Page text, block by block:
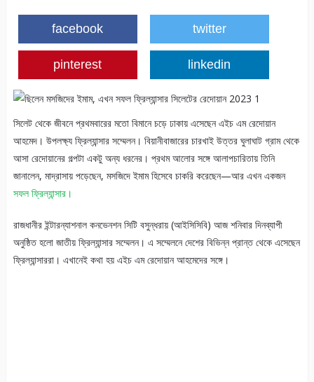
facebook twitter
pinterest linkedin
সিলেট থেকে জীবনে প্রথমবারের মতো বিমানে চড়ে ঢাকায় এসেছেন এইচ এম রেদোয়ান
আহমেদ। উপলক্ষ্য ফ্রিল্যান্সার সম্মেলন। বিয়ানীবাজারের চারখাই উত্তর ঘুলাঘাট গ্রাম থেকে
আসা রেদোয়ানের গল্পটা একটু অন্য ধরনের। প্রথম আলোর সঙ্গে আলাপচারিতায় তিনি
জানালেন, মাদ্রাসায় পড়েছেন, মসজিদে ইমাম হিসেবে চাকরি করেছেন—আর এখন একজন
সফল ফ্রিল্যান্সার।
রাজধানীর ইন্টারন্যাশনাল কনভেনশন সিটি বসুন্ধরায় (আইসিসিবি) আজ শনিবার দিনব্যাপী
অনুষ্ঠিত হলো জাতীয় ফ্রিল্যান্সার সম্মেলন। এ সম্মেলনে দেশের বিভিন্ন প্রান্ত থেকে এসেছেন
ফ্রিল্যান্সাররা। এখানেই কথা হয় এইচ এম রেদোয়ান আহমেদের সঙ্গে।